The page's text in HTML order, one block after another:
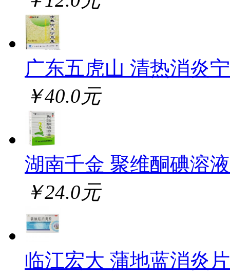
广东五虎山 清热消炎
￥40.0元
湖南千金 聚维酮碘溶液
￥24.0元
临江宏大 蒲地蓝消炎片